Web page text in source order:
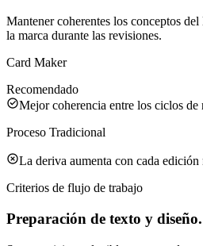
Mantener coherentes los conceptos
la marca durante las revisiones.
Card Maker
Recomendado
Mejor coherencia entre los ciclos de
Proceso Tradicional
La deriva aumenta con cada edición
Criterios de flujo de trabajo
Preparación de texto y diseño.